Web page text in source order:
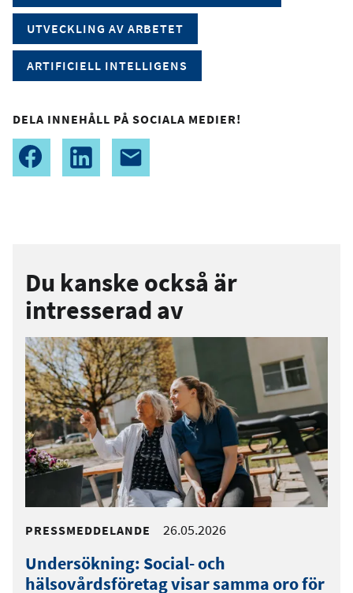
UTVECKLING AV ARBETET
ARTIFICIELL INTELLIGENS
DELA INNEHÅLL PÅ SOCIALA MEDIER!
Du kanske också är
intresserad av
PRESSMEDDELANDE 26.05.2026
Undersökning: Social- och
hälsovårdsföretag visar samma oro för